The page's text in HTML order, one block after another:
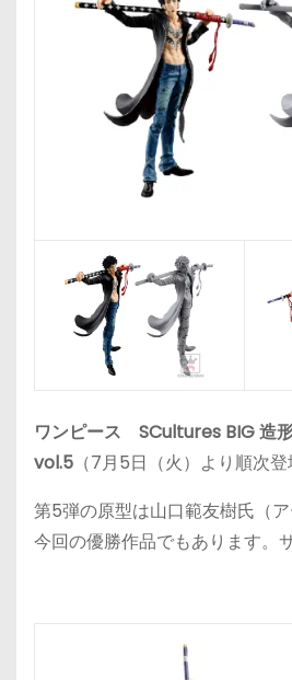
ワンピース SCultures BIG 造
vol.5 （7月5日（火）より順次登
第5弾の原型は山口範友樹氏（ア
今回の優勝作品でもあります。